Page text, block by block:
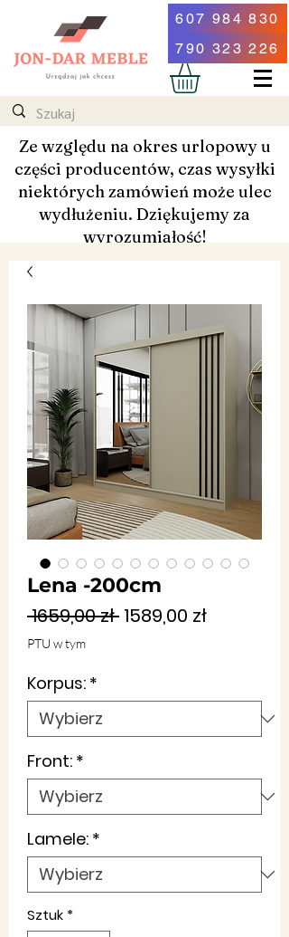
607 984 830
790 323 226
Ze względu na okres urlopowy u
części producentów, czas wysyłki
niektórych zamówień może ulec
wydłużeniu. Dziękujemy za
wyrozumiałość!
Lena -200cm
1659,00 zł Regularna
1589,00 złCena
PTU w tym
Korpus: *
Front: *
Lamele: *
Sztuk *